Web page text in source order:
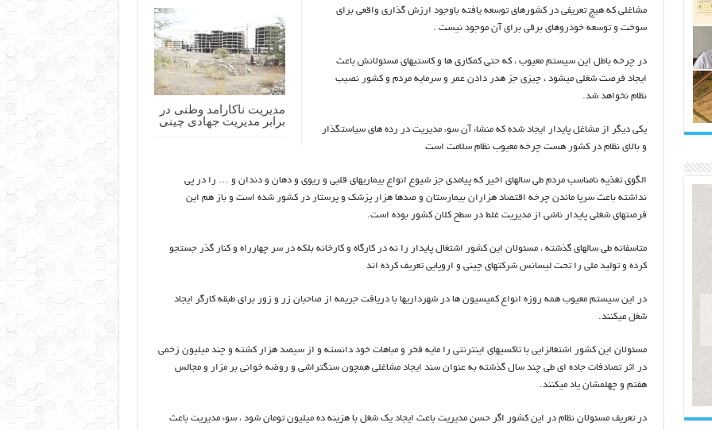
مدیریت ناکارامد وطنی در
برابر مدیریت جهادی چینی
مشاغلی که هیچ تعریفی در کشورهای توسعه یافته باوجود ارزش گذاری واقعی برای
سوخت و توسعه خودروهای برقی برای آن موجود نیست .
در چرخه باطل این سیستم معیوب ، که حتی کمکاری ها و کاستیهای مسئولانش باعث
ایجاد فرصت شغلی میشود ، چیزی جز هدر دادن عمر و سرمایه مردم و کشور نصیب
نظام نخواهد شد.
یکی دیگر از مشاغل پایدار ایجاد شده که منشاء آن سوء مدیریت در رده های سیاستگذار
و بالای نظام در کشور هست چرخه معیوب نظام سلامت است
الگوی تغذیه نامناسب مردم طی سالهای اخیر که پیامدی جز شیوع انواع بیماریهای قلبی و ریوی و دهان و دندان و … را در پی
نداشته باعث سرپا ماندن چرخه اقتصاد هزاران بیمارستان و صدها هزار پزشک و پرستار در کشور شده است و باز هم این
فرصتهای شغلی پایدار ناشی از مدیریت غلط در سطح کلان کشور بوده است.
متاسفانه طی سالهای گذشته ، مسئولان این کشور اشتغال پایدار را نه در کارگاه و کارخانه بلکه در سر چهارراه و کنار گذر جستجو
کرده و تولید ملی را تحت لیسانس شرکتهای چینی و اروپایی تعریف کرده اند
در این سیستم معیوب همه روزه انواع کمیسیون ها در شهرداریها با دریافت جریمه از صاحبان زر و زور برای طبقه کارگر ایجاد
شغل میکنند.
مسئولان این کشور اشتغالزایی با تاکسیهای اینترنتی را مایه فخر و مباهات خود دانسته و از سیصد هزار کشته و چند میلیون زخمی
در اثر تصادفات جاده ای طی چند سال گذشته به عنوان سند ایجاد مشاغلی همچون سنگتراشی و روضه خوانی بر مزار و مجالس
هفتم و چهلمشان یاد میکنند.
در تعریف مسئولان نظام در این کشور اگر حسن مدیریت باعث ایجاد یک شغل با هزینه ده میلیون تومان شود ، سوء مدیریت باعث